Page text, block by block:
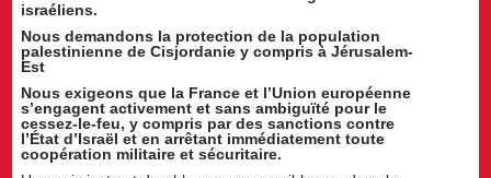
israéliens.
Nous demandons la protection de la population
palestinienne de Cisjordanie y compris à Jérusalem-
Est
Nous exigeons que la France et l’Union européenne
s’engagent activement et sans ambiguïté pour le
cessez-le-feu, y compris par des sanctions contre
l’État d’Israël et en arrêtant immédiatement toute
coopération militaire et sécuritaire.